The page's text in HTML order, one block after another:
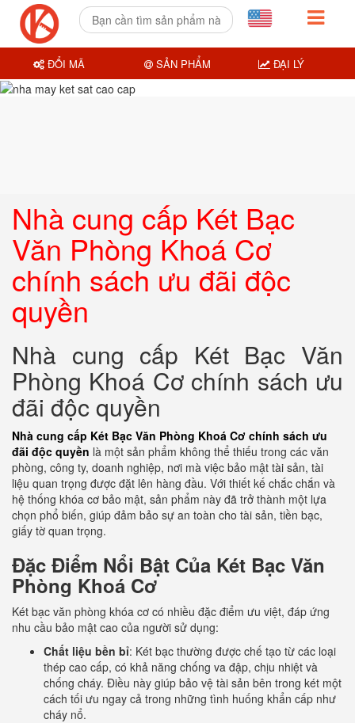
Nhà cung cấp Két Bạc
Văn Phòng Khoá Cơ
chính sách ưu đãi độc
quyền
Nhà cung cấp Két Bạc Văn
Phòng Khoá Cơ chính sách ưu
đãi độc quyền
Nhà cung cấp Két Bạc Văn Phòng Khoá Cơ chính sách ưu
đãi độc quyền là một sản phẩm không thể thiếu trong các văn
phòng, công ty, doanh nghiệp, nơi mà việc bảo mật tài sản, tài
liệu quan trọng được đặt lên hàng đầu. Với thiết kế chắc chắn và
hệ thống khóa cơ bảo mật, sản phẩm này đã trở thành một lựa
chọn phổ biến, giúp đảm bảo sự an toàn cho tài sản, tiền bạc,
giấy tờ quan trọng.
Đặc Điểm Nổi Bật Của Két Bạc Văn
Phòng Khoá Cơ
Két bạc văn phòng khóa cơ có nhiều đặc điểm ưu việt, đáp ứng
nhu cầu bảo mật cao của người sử dụng:
Chất liệu bền bỉ: Két bạc thường được chế tạo từ các loại
thép cao cấp, có khả năng chống va đập, chịu nhiệt và
chống cháy. Điều này giúp bảo vệ tài sản bên trong két một
cách tối ưu ngay cả trong những tình huống khẩn cấp như
cháy nổ.
ĐỔI MÃ SẢN PHẨM ĐẠI LÝ